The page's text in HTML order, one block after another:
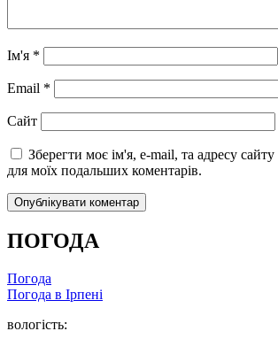
Ім'я *
Email *
Сайт
Зберегти моє ім'я, e-mail, та адресу сайту
для моїх подальших коментарів.
ПОГОДА
Погода
Погода в Ірпені
вологість: